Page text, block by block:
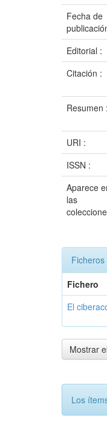
Fecha de
Editorial :
Citación :
Resumen :
URI :
ISSN :
Aparece
las
Fichero
El
Mostrar
Los